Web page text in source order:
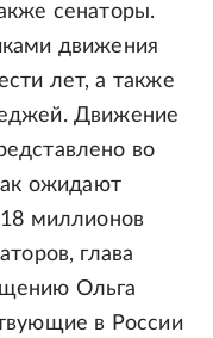
сенаторы.
движения
лет, а также
Движение
во
ожидают
миллионов
глава
Ольга
в России